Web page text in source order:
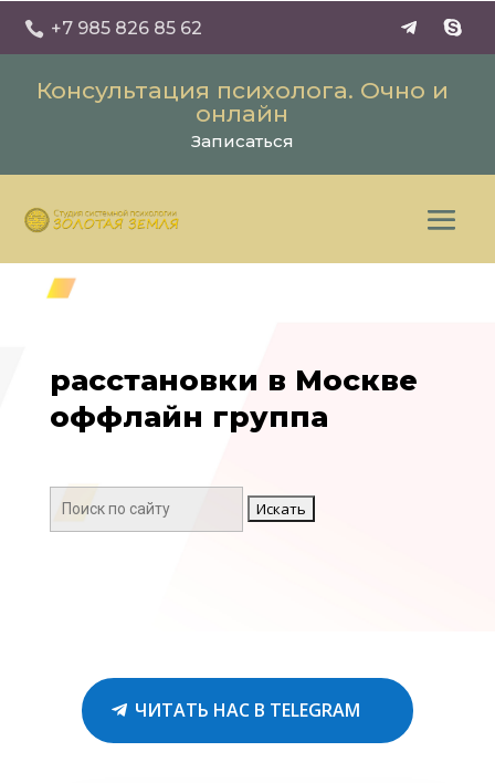
 +7 985 826 85 62
Консультация психолога. Очно и
онлайн
Записаться
расстановки в Москве
оффлайн группа
Поиск:
ЧИТАТЬ НАС В TELEGRAM